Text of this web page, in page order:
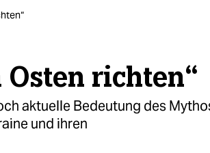
Osten richten“
aktuelle Bedeutung des
und ihren